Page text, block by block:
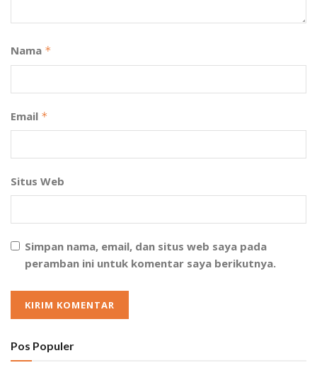
Nama *
Email *
Situs Web
Simpan nama, email, dan situs web saya pada
peramban ini untuk komentar saya berikutnya.
Pos Populer